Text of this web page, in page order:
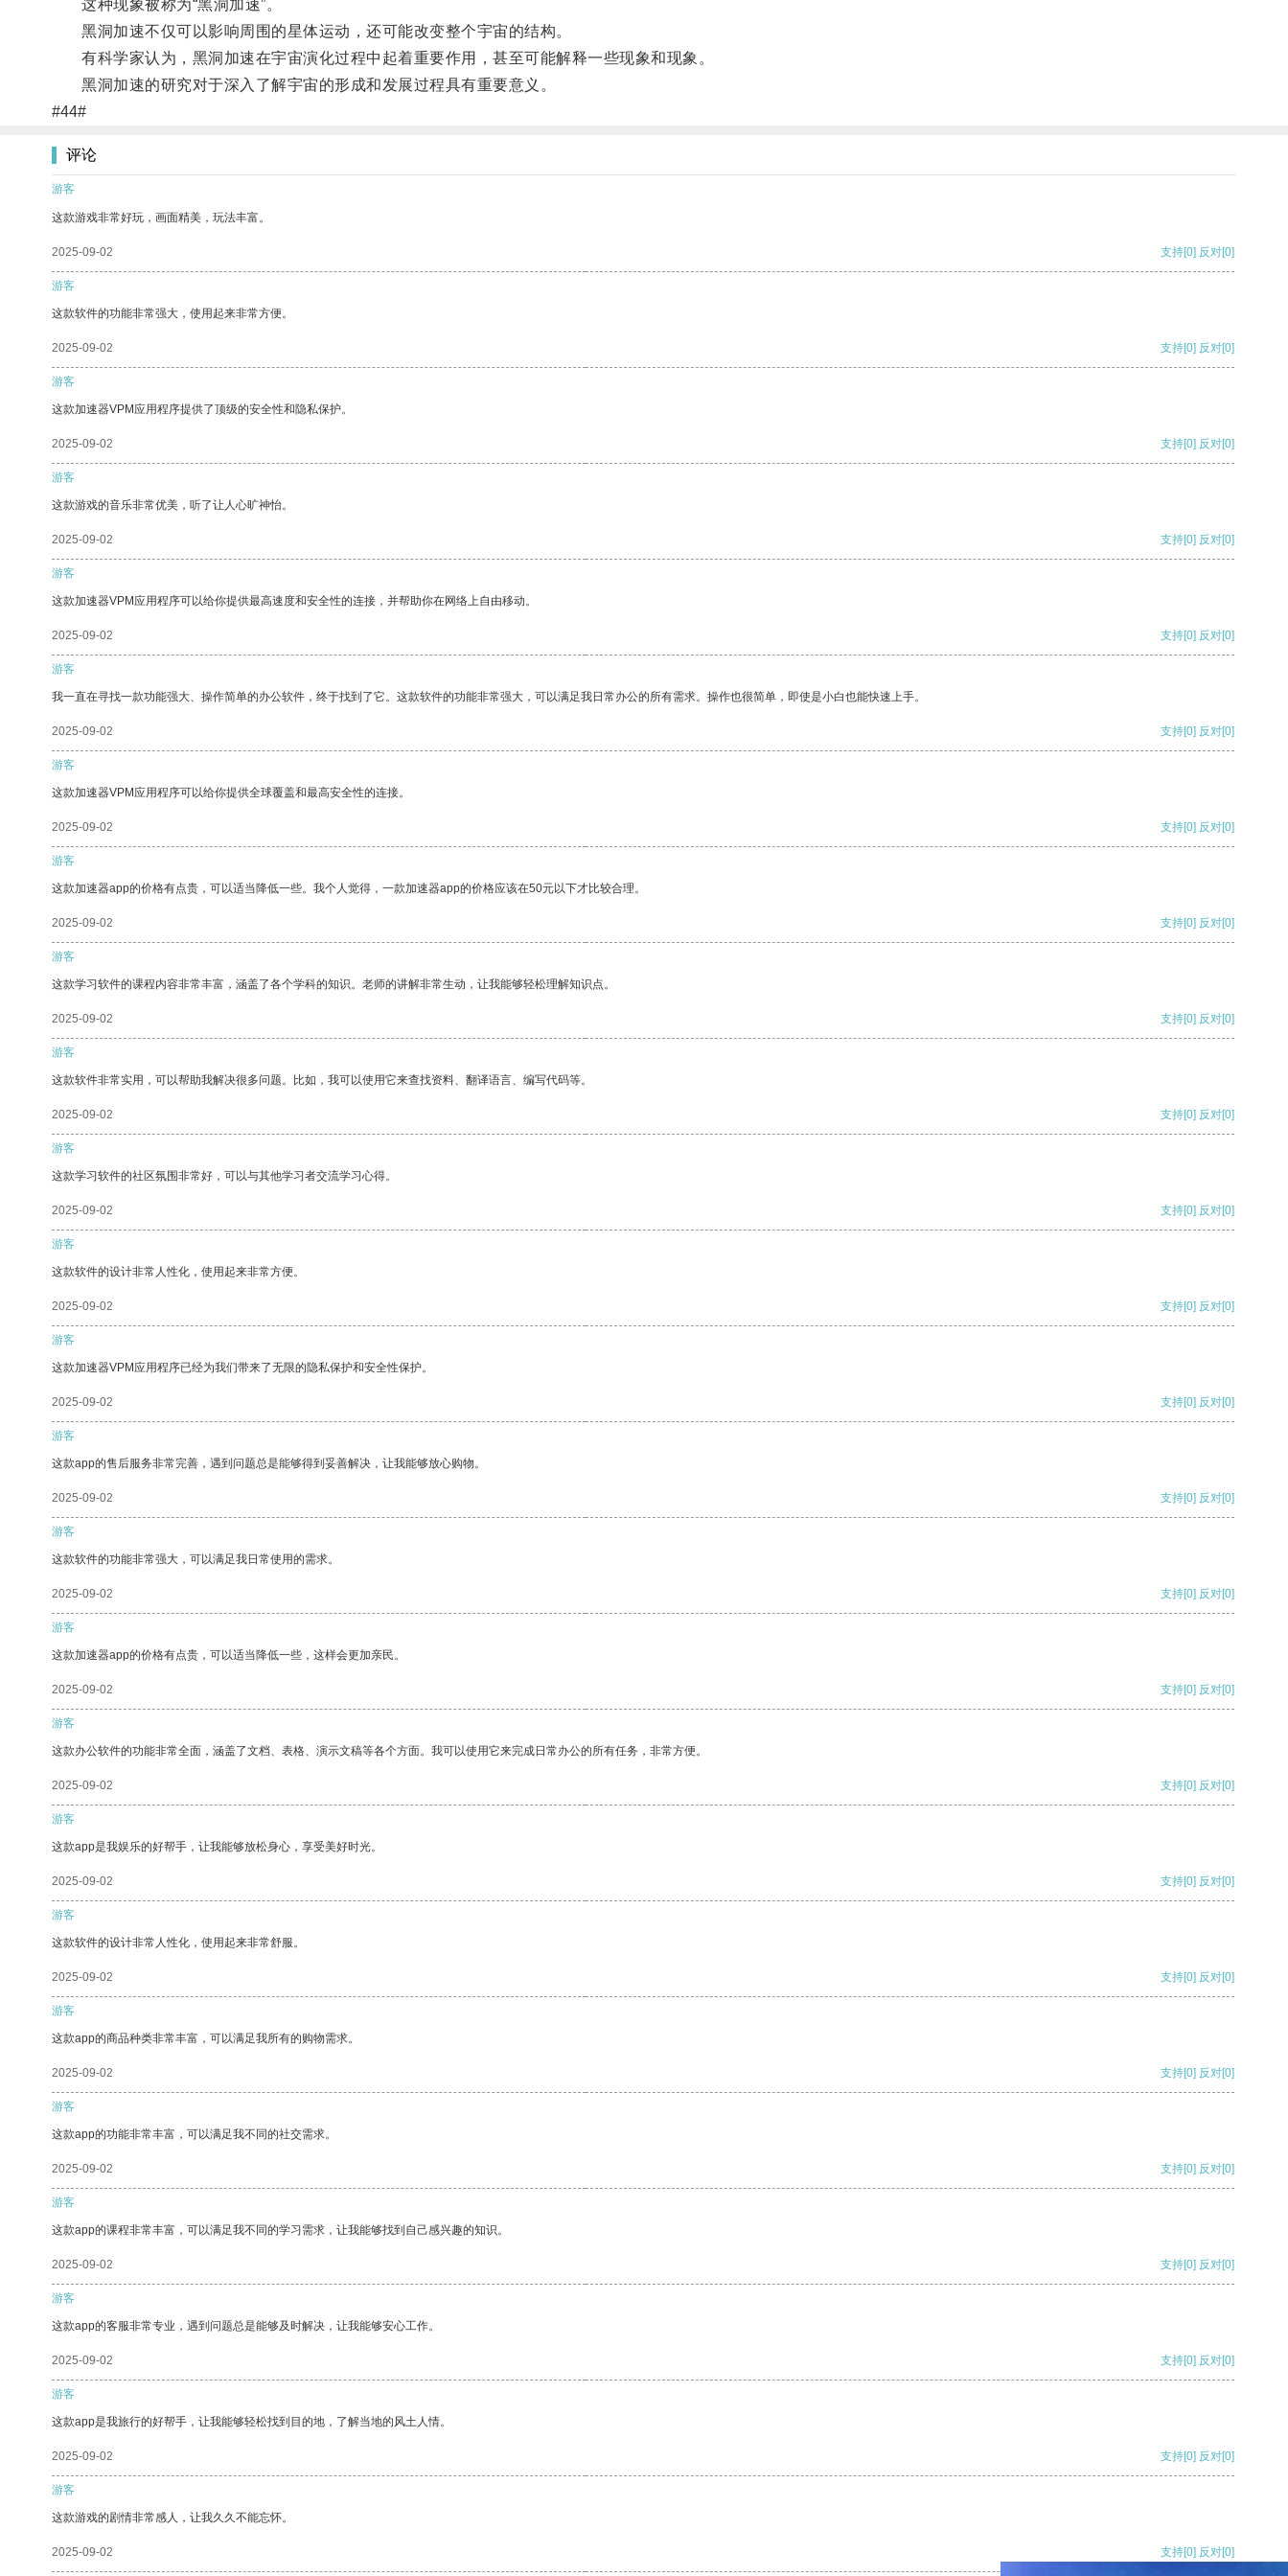
这种现象被称为“黑洞加速”。
黑洞加速不仅可以影响周围的星体运动，还可能改变整个宇宙的结构。
有科学家认为，黑洞加速在宇宙演化过程中起着重要作用，甚至可能解释一些现象和现象。
黑洞加速的研究对于深入了解宇宙的形成和发展过程具有重要意义。
#44#
评论
游客
这款游戏非常好玩，画面精美，玩法丰富。
2025-09-02 支持[0] 反对[0]
游客
这款软件的功能非常强大，使用起来非常方便。
2025-09-02 支持[0] 反对[0]
游客
这款加速器VPM应用程序提供了顶级的安全性和隐私保护。
2025-09-02 支持[0] 反对[0]
游客
这款游戏的音乐非常优美，听了让人心旷神怡。
2025-09-02 支持[0] 反对[0]
游客
这款加速器VPM应用程序可以给你提供最高速度和安全性的连接，并帮助你在网络上自由移动。
2025-09-02 支持[0] 反对[0]
游客
我一直在寻找一款功能强大、操作简单的办公软件，终于找到了它。这款软件的功能非常强大，可以满足我日常办公的所有需求。操作也很简单，即使是小白也能快速上手。
2025-09-02 支持[0] 反对[0]
游客
这款加速器VPM应用程序可以给你提供全球覆盖和最高安全性的连接。
2025-09-02 支持[0] 反对[0]
游客
这款加速器app的价格有点贵，可以适当降低一些。我个人觉得，一款加速器app的价格应该在50元以下才比较合理。
2025-09-02 支持[0] 反对[0]
游客
这款学习软件的课程内容非常丰富，涵盖了各个学科的知识。老师的讲解非常生动，让我能够轻松理解知识点。
2025-09-02 支持[0] 反对[0]
游客
这款软件非常实用，可以帮助我解决很多问题。比如，我可以使用它来查找资料、翻译语言、编写代码等。
2025-09-02 支持[0] 反对[0]
游客
这款学习软件的社区氛围非常好，可以与其他学习者交流学习心得。
2025-09-02 支持[0] 反对[0]
游客
这款软件的设计非常人性化，使用起来非常方便。
2025-09-02 支持[0] 反对[0]
游客
这款加速器VPM应用程序已经为我们带来了无限的隐私保护和安全性保护。
2025-09-02 支持[0] 反对[0]
游客
这款app的售后服务非常完善，遇到问题总是能够得到妥善解决，让我能够放心购物。
2025-09-02 支持[0] 反对[0]
游客
这款软件的功能非常强大，可以满足我日常使用的需求。
2025-09-02 支持[0] 反对[0]
游客
这款加速器app的价格有点贵，可以适当降低一些，这样会更加亲民。
2025-09-02 支持[0] 反对[0]
游客
这款办公软件的功能非常全面，涵盖了文档、表格、演示文稿等各个方面。我可以使用它来完成日常办公的所有任务，非常方便。
2025-09-02 支持[0] 反对[0]
游客
这款app是我娱乐的好帮手，让我能够放松身心，享受美好时光。
2025-09-02 支持[0] 反对[0]
游客
这款软件的设计非常人性化，使用起来非常舒服。
2025-09-02 支持[0] 反对[0]
游客
这款app的商品种类非常丰富，可以满足我所有的购物需求。
2025-09-02 支持[0] 反对[0]
游客
这款app的功能非常丰富，可以满足我不同的社交需求。
2025-09-02 支持[0] 反对[0]
游客
这款app的课程非常丰富，可以满足我不同的学习需求，让我能够找到自己感兴趣的知识。
2025-09-02 支持[0] 反对[0]
游客
这款app的客服非常专业，遇到问题总是能够及时解决，让我能够安心工作。
2025-09-02 支持[0] 反对[0]
游客
这款app是我旅行的好帮手，让我能够轻松找到目的地，了解当地的风土人情。
2025-09-02 支持[0] 反对[0]
游客
这款游戏的剧情非常感人，让我久久不能忘怀。
2025-09-02 支持[0] 反对[0]